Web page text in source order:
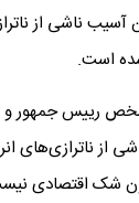
ناشی از
است.
شخص رییس جمهور
از ناترازی‌های
شک اقتصادی